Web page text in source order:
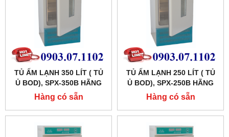
TỦ ẤM LẠNH 350 LÍT ( TỦ
Ủ BOD), SPX-350B HÃNG
XINGCHEN SHKT
Hàng có sẵn
TỦ ẤM LẠNH 250 LÍT ( TỦ
Ủ BOD), SPX-250B HÃNG
XINGCHEN SHKT
Hàng có sẵn